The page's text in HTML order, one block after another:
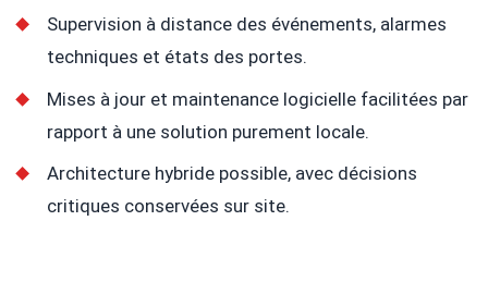
Supervision à distance des événements, alarmes
techniques et états des portes.
Mises à jour et maintenance logicielle facilitées par
rapport à une solution purement locale.
Architecture hybride possible, avec décisions
critiques conservées sur site.